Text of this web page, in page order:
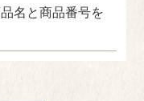
名と商品番号を